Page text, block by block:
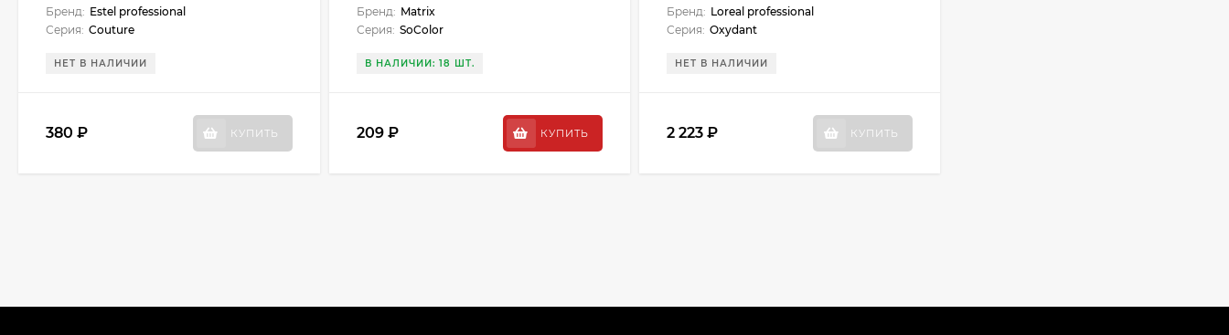
Бренд: Estel professional
Серия: Couture
НЕТ В НАЛИЧИИ
380 ₽ КУПИТЬ
Бренд: Matrix
Серия: SoColor
В НАЛИЧИИ: 18 ШТ.
209 ₽ КУПИТЬ
Бренд: Loreal professional
Серия: Oxydant
НЕТ В НАЛИЧИИ
2 223 ₽ КУПИТЬ